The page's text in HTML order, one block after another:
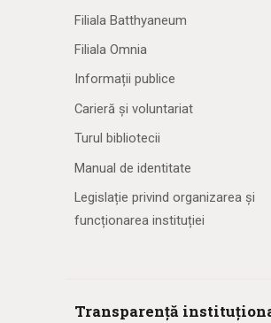
Filiala Batthyaneum
Filiala Omnia
Informații publice
Carieră și voluntariat
Turul bibliotecii
Manual de identitate
Legislație privind organizarea și
funcționarea instituției
Transparență